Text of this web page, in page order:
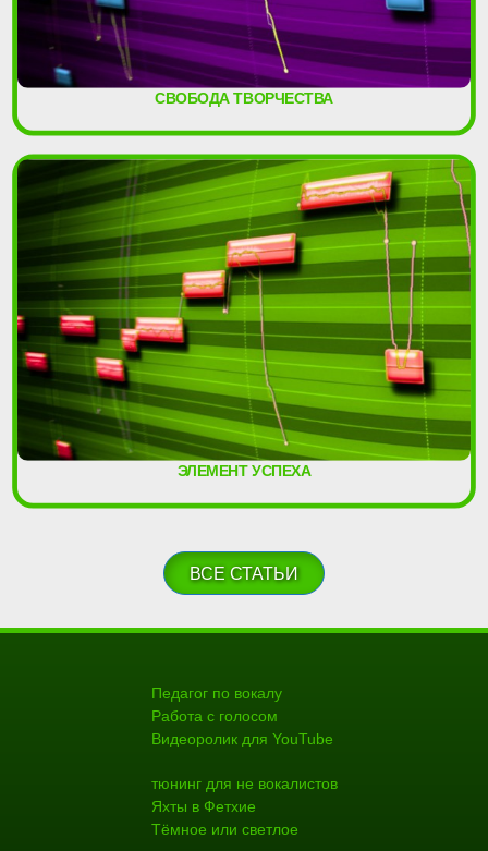
СВОБОДА ТВОРЧЕСТВА
ЭЛЕМЕНТ УСПЕХА
ВСЕ СТАТЬИ
Педагог по вокалу
Работа с голосом
Видеоролик для YouTube
тюнинг для не вокалистов
Яхты в Фетхие
Тёмное или светлое